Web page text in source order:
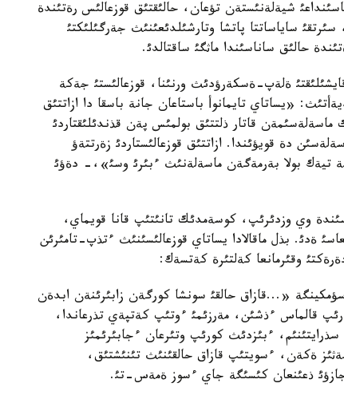
شيةلةنئستةن تؤعان، حالئقتئق قوزعالئس رةتئندة
ساياساتتا پاتشا وتارشئلدئعئنئث جةرگئلئكتئ
حالئق ساناسئندا ماثگئ ساقتالدئ.
ةلةپ-ةسكةرؤدئث ورنئنا، قوزعالئستئ جةكة
«يساتاي تايمانوأ باستاعان جانة باسقا دا ازاتتئق
ماسةلةسئمةن قاتار ذلتتئق بولمئس پةن قذندئلئقتاردئ
دة قويؤئندا. ازاتتئق قوزعالئستاردئ زةرتتةؤ
تيةك بولا بةرمةگةن ماسةلةنئث ءبئرئ وسئ»،- دةؤئ
وي وزدئرئپ، كوسةمدئك تانئتئپ قانا قويماي،
ةدئ. بذل ماقالادا يساتاي قوزعالئسئنئث ءتذپ-تامئرئن
وقئرمانعا كةلتئرة كةتسةك:
«...قازاق حالقئ سونشا كورگةن زابئرئنةن ابدةن
قالماس ءذشئن، مةرزئمئ ءوتئپ كةتپةي تذرعاندا،
ءبئزدئث كورئپ وتئرعان ءجابئرئمئز
ةكةن، ءسويتئپ قازاق حالقئنئث تئنئشتئق،
ذعئنعان كئسئگة جاي ءسوز ةمةس-تئ.